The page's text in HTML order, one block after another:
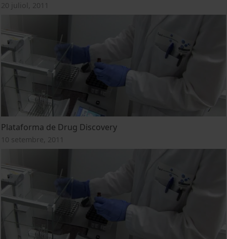
20 juliol, 2011
Plataforma de Drug Discovery
10 setembre, 2011